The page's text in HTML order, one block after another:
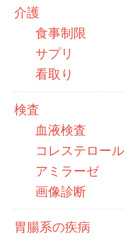
介護
食事制限
サプリ
看取り
検査
血液検査
コレステロール
アミラーゼ
画像診断
胃腸系の疾病